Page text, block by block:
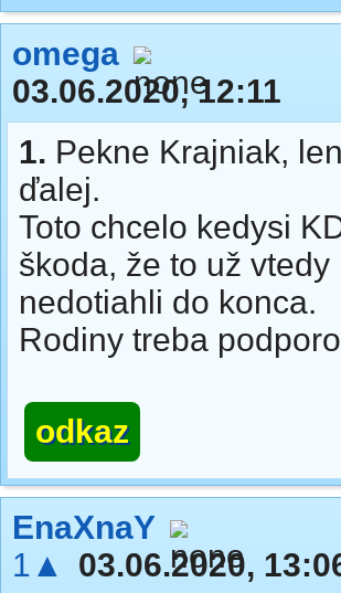
omega
03.06.2020, 12:11
1. Pekne Krajniak,
ďalej.
Toto chcelo kedysi
škoda, že to už vtedy
nedotiahli do konca.
Rodiny treba
odkaz
EnaXnaY
1▲
03.06.2020,